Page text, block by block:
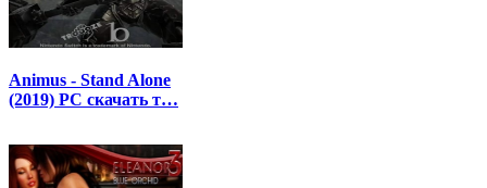
Animus - Stand Alone
(2019) PC скачать т…